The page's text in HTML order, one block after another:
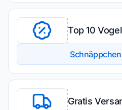
Top 10
Gratis